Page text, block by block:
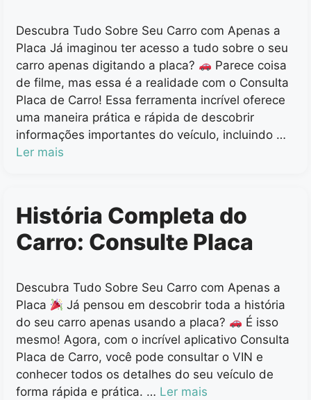
Descubra Tudo Sobre Seu Carro com Apenas a
Placa Já imaginou ter acesso a tudo sobre o seu
carro apenas digitando a placa?
Parece coisa
de filme, mas essa é a realidade com o Consulta
Placa de Carro! Essa ferramenta incrível oferece
uma maneira prática e rápida de descobrir
informações importantes do veículo, incluindo …
Ler mais
História Completa do
Carro: Consulte Placa
Descubra Tudo Sobre Seu Carro com Apenas a
Placa
Já pensou em descobrir toda a história
do seu carro apenas usando a placa?
É isso
mesmo! Agora, com o incrível aplicativo Consulta
Placa de Carro, você pode consultar o VIN e
conhecer todos os detalhes do seu veículo de
forma rápida e prática. … Ler mais